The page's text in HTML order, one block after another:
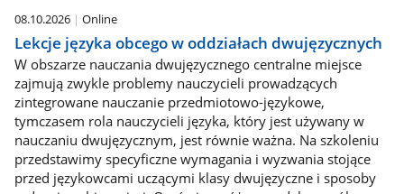
08.10.2026 Online
Lekcje języka obcego w oddziałach dwujęzycznych
W obszarze nauczania dwujęzycznego centralne miejsce
zajmują zwykle problemy nauczycieli prowadzących
zintegrowane nauczanie przedmiotowo-językowe,
tymczasem rola nauczycieli języka, który jest używany w
nauczaniu dwujęzycznym, jest równie ważna. Na szkoleniu
przedstawimy specyficzne wymagania i wyzwania stojące
przed językowcami uczącymi klasy dwujęzyczne i sposoby